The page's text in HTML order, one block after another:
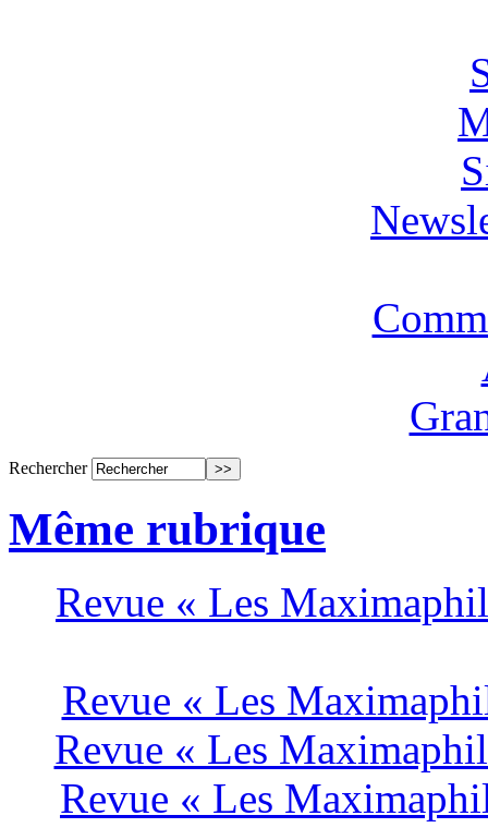
Rechercher
Même rubrique
Revue « Les
Revue « Les
Revue « Les
Revue « Les